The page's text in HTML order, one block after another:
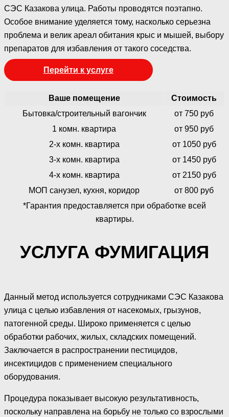
СЭС Казакова улица. Работы проводятся поэтапно.
Особое внимание уделяется тому, насколько серьезна
проблема и велик ареал обитания крыс и мышей, выбору
препаратов для избавления от такого соседства.
Перейти к услуге
Ваше помещение
Стоимость
Бытовка/строительный вагончик
от 750 руб
1 комн. квартира
от 950 руб
2-х комн. квартира
от 1050 руб
3-х комн. квартира
от 1450 руб
4-х комн. квартира
от 2150 руб
МОП санузел, кухня, коридор
от 800 руб
*Гарантия предоставляется при обработке всей
квартиры.
УСЛУГА ФУМИГАЦИЯ
Данный метод используется сотрудниками СЭС Казакова
улица с целью избавления от насекомых, грызунов,
патогенной среды. Широко применяется с целью
обработки рабочих, жилых, складских помещений.
Заключается в распространении пестицидов,
инсектицидов с применением специального
оборудования.
Процедура показывает высокую результативность,
поскольку направлена на борьбу не только со взрослыми